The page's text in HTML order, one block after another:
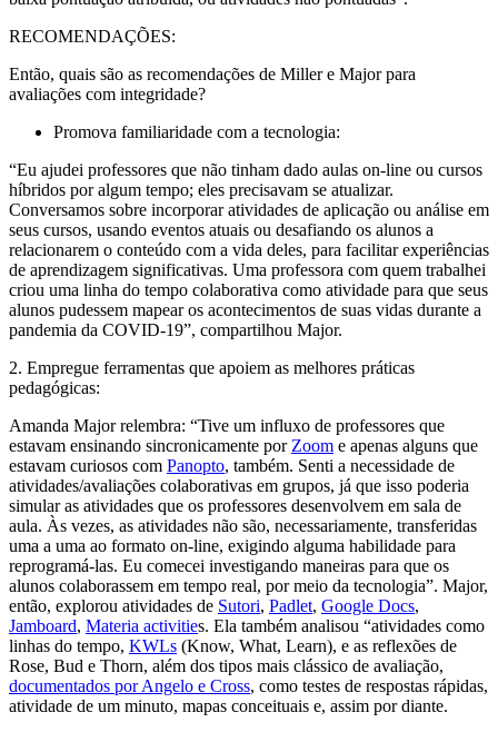
RECOMENDAÇÕES:
Então, quais são as recomendações de Miller e Major para
avaliações com integridade?
Promova familiaridade com a tecnologia:
“Eu ajudei professores que não tinham dado aulas on-line ou cursos
híbridos por algum tempo; eles precisavam se atualizar.
Conversamos sobre incorporar atividades de aplicação ou análise em
seus cursos, usando eventos atuais ou desafiando os alunos a
relacionarem o conteúdo com a vida deles, para facilitar experiências
de aprendizagem significativas. Uma professora com quem trabalhei
criou uma linha do tempo colaborativa como atividade para que seus
alunos pudessem mapear os acontecimentos de suas vidas durante a
pandemia da COVID-19”, compartilhou Major.
2. Empregue ferramentas que apoiem as melhores práticas
pedagógicas:
Amanda Major relembra: “Tive um influxo de professores que
estavam ensinando sincronicamente por Zoom e apenas alguns que
estavam curiosos com Panopto, também. Senti a necessidade de
atividades/avaliações colaborativas em grupos, já que isso poderia
simular as atividades que os professores desenvolvem em sala de
aula. Às vezes, as atividades não são, necessariamente, transferidas
uma a uma ao formato on-line, exigindo alguma habilidade para
reprogramá-las. Eu comecei investigando maneiras para que os
alunos colaborassem em tempo real, por meio da tecnologia”. Major,
então, explorou atividades de Sutori, Padlet, Google Docs,
Jamboard, Materia activities. Ela também analisou “atividades como
linhas do tempo, KWLs (Know, What, Learn), e as reflexões de
Rose, Bud e Thorn, além dos tipos mais clássico de avaliação,
documentados por Angelo e Cross, como testes de respostas rápidas,
atividade de um minuto, mapas conceituais e, assim por diante.